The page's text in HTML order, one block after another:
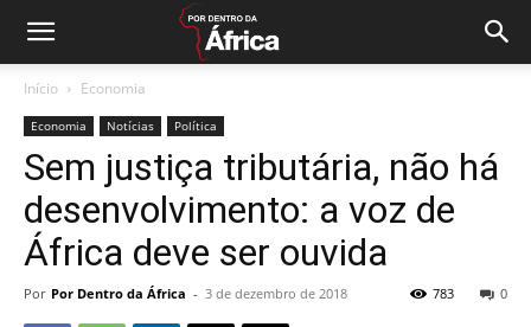
Início Economia
Economia Notícias Política
Sem justiça tributária, não há
desenvolvimento: a voz de
África deve ser ouvida
Por Por Dentro da África - 3 de dezembro de 2018 0
783